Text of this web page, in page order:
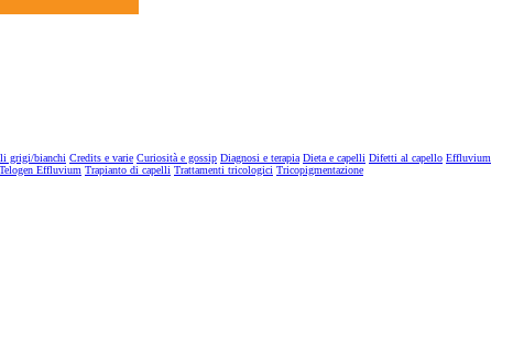
grigi/bianchi Credits e varie Curiosità e gossip Diagnosi e terapia Dieta e capelli Difetti al capello Effluvium
Telogen Effluvium Trapianto di capelli Trattamenti tricologici Tricopigmentazione